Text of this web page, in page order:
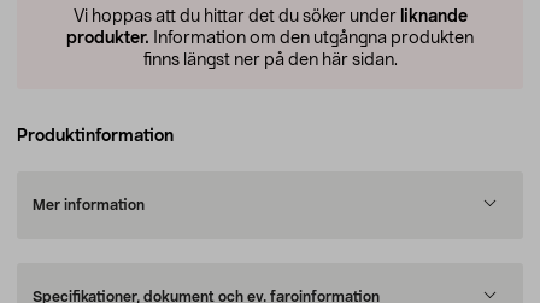
Vi hoppas att du hittar det du söker under liknande
produkter. Information om den utgångna produkten
finns längst ner på den här sidan.
Produktinformation
Mer information
Specifikationer, dokument och ev. faroinformation